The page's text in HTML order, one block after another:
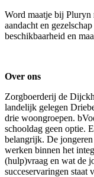
Word maatje bij
aandacht en
beschikbaarheid en
Over ons
Zorgboerderij de
landelijk gelegen
drie woongroepen.
schooldag geen optie.
belangrijk. De
werken binnen het
(hulp)vraag en wat de
succeservaringen